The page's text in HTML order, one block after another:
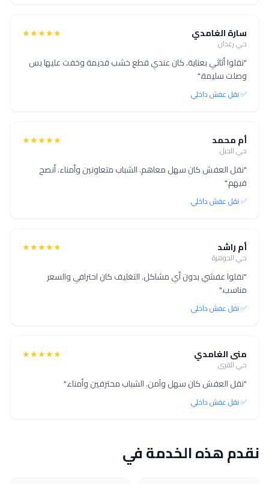
سارة الغامدي
حي رغدان
★★★★★
"نقلوا أثاثي بعناية. كان عندي قطع خشب قديمة وخفت عليها بس
وصلت سليمة."
✅ نقل عفش داخلي
أم محمد
حي الجبل
★★★★★
"نقل العفش كان سهل معاهم. الشباب متعاونين وأمناء. أنصح
فيهم."
✅ نقل عفش داخلي
أم راشد
حي الجوهرة
★★★★★
"نقلوا عفشي بدون أي مشاكل. التغليف كان احترافي والسعر
مناسب."
✅ نقل عفش داخلي
منى الغامدي
حي القرى
★★★★★
"نقل العفش كان سهل وآمن. الشباب محترفين وأمناء."
✅ نقل عفش داخلي
نقدم هذه الخدمة في